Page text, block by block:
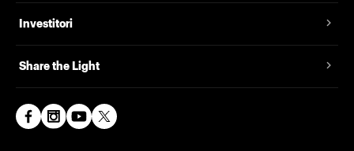
Investitori
Share the Light